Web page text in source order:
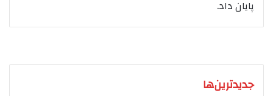
پایان داد.
جدیدترین‌ها